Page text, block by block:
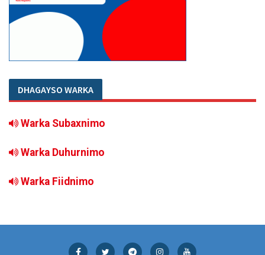
DHAGAYSO WARKA
Warka Subaxnimo
Warka Duhurnimo
Warka Fiidnimo